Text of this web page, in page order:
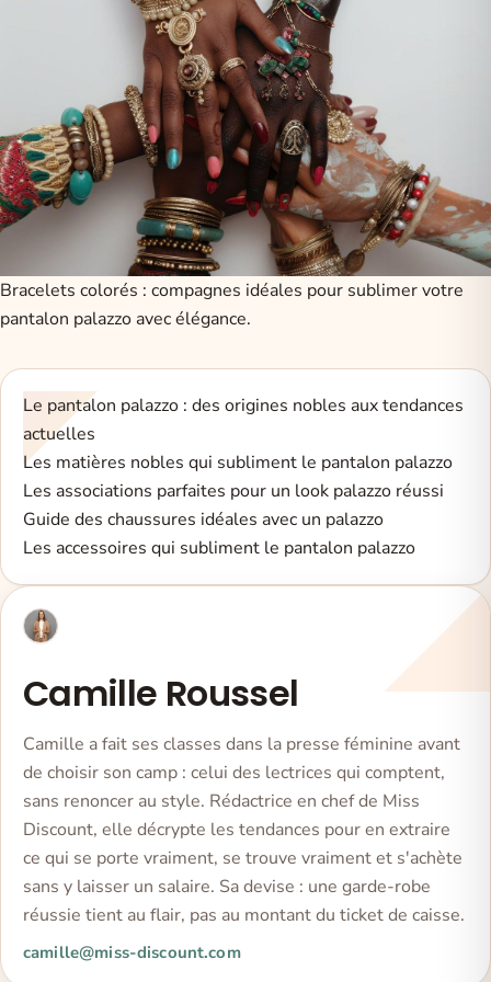
Bracelets colorés : compagnes idéales pour sublimer votre
pantalon palazzo avec élégance.
Le pantalon palazzo : des origines nobles aux tendances
actuelles
Les matières nobles qui subliment le pantalon palazzo
Les associations parfaites pour un look palazzo réussi
Guide des chaussures idéales avec un palazzo
Les accessoires qui subliment le pantalon palazzo
Camille Roussel
Camille a fait ses classes dans la presse féminine avant
de choisir son camp : celui des lectrices qui comptent,
sans renoncer au style. Rédactrice en chef de Miss
Discount, elle décrypte les tendances pour en extraire
ce qui se porte vraiment, se trouve vraiment et s'achète
sans y laisser un salaire. Sa devise : une garde-robe
réussie tient au flair, pas au montant du ticket de caisse.
camille@miss-discount.com